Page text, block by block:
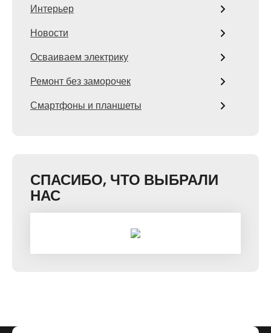
Интерьер
Новости
Осваиваем электрику
Ремонт без заморочек
Смартфоны и планшеты
СПАСИБО, ЧТО ВЫБРАЛИ
НАС